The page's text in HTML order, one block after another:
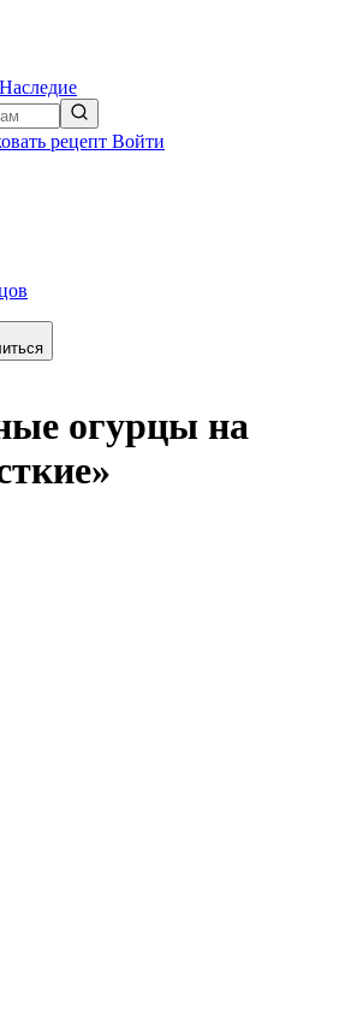
Наследие
рецепт Войти
огурцы на